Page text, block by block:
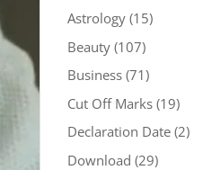
Astrology(15)
Beauty(107)
Business(71)
Cut Off Marks(19)
Declaration Date(2)
Download (29)